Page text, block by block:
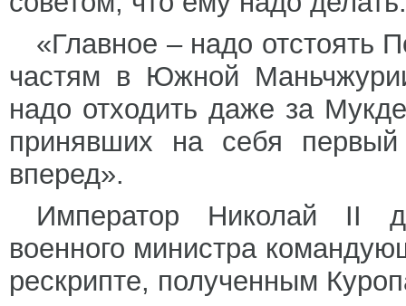
«Главное – надо отстоять
частям в Южной
надо отходить даже за
принявших на себя
вперед».
Император Николай II
военного министра
рескрипте, полученным